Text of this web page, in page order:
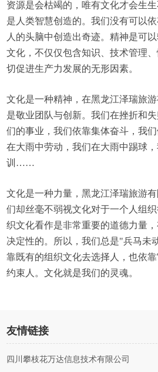
资源是会枯竭的，唯有文化才会生
是人类智慧创造的。我们没有可以
人的头脑中创造出奇迹。精神是可
文化，不仅仅包含知识、技术管理
切促进生产力发展的无形因素。
文化是一种精神，在黑龙江泽瑞旅
是敬业团队与创新。我们在挫折和
们的事业，我们依靠集体奋斗，我
在大雨中劳动，我们在大雨中踢球
训……
文化是一种力量，黑龙江泽瑞旅游
们却丝毫不弱视文化对于一个人组
织文化看作是非常重要的道德力量
决定性的。所以，我们总是"兵马未
靠既有的组织文化去选择人，也依
约束人。文化就是我们的灵魂。
友情链接
四川攀枝花万达信息技术有限公司